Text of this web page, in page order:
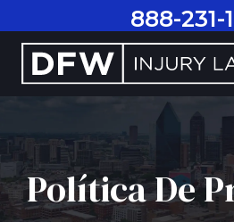
al
contenido
888-231-
Política De